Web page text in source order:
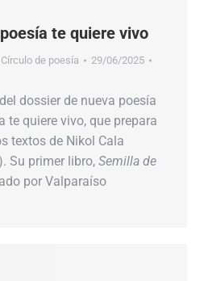
te quiere vivo
Círculo de poesía
29/06/2025
dossier de nueva poesía
te quiere vivo, que prepara
textos de Nikol Cala
Su primer libro, Semilla de
por Valparaíso